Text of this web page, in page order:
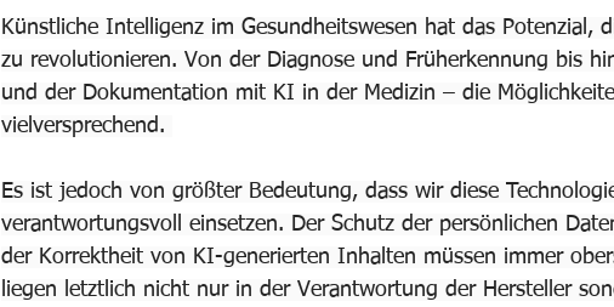
Künstliche Intelligenz im Gesundheitswesen hat das Potenzial,
zu revolutionieren. Von der Diagnose und Früherkennung bis
und der Dokumentation mit KI in der Medizin – die
vielversprechend.
Es ist jedoch von größter Bedeutung, dass wir diese
verantwortungsvoll einsetzen. Der Schutz der persönlichen
der Korrektheit von KI-generierten Inhalten müssen immer
liegen letztlich nicht nur in der Verantwortung der Hersteller